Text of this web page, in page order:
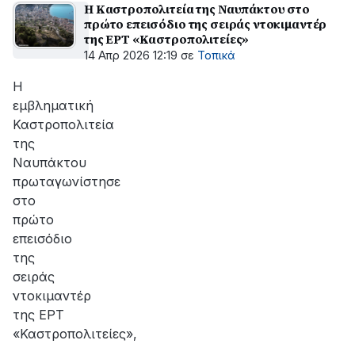
ΔΕΔΔΗΕ
για
την
αποκατάσταση
βλάβης
Η Καστροπολιτεία της Ναυπάκτου στο
πρώτο επεισόδιο της σειράς ντοκιμαντέρ
της ΕΡΤ «Καστροπολιτείες»
14 Απρ 2026 12:19 σε Τοπικά
Η
εμβληματική
Καστροπολιτεία
της
Ναυπάκτου
πρωταγωνίστησε
στο
πρώτο
επεισόδιο
της
σειράς
ντοκιμαντέρ
της ΕΡΤ
«Καστροπολιτείες»,